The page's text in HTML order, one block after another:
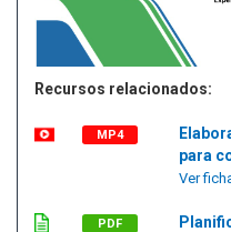
Recursos relacionados:
MP4
para
Ver
PDF